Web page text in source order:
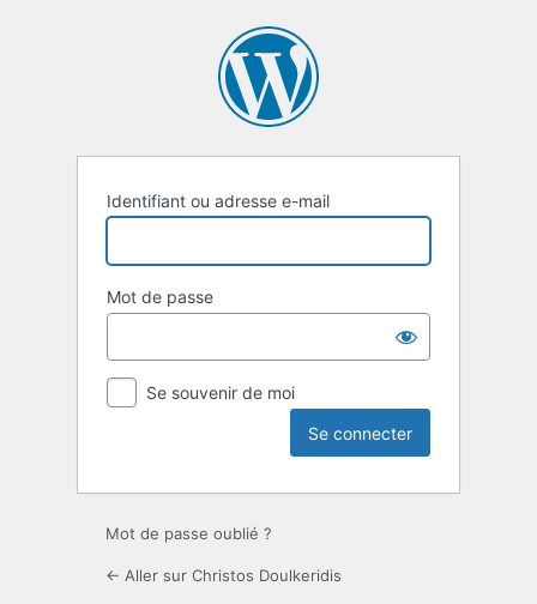
Identifiant ou adresse e-mail
Mot de passe
Se souvenir de moi
Mot de passe oublié ?
← Aller sur Christos Doulkeridis